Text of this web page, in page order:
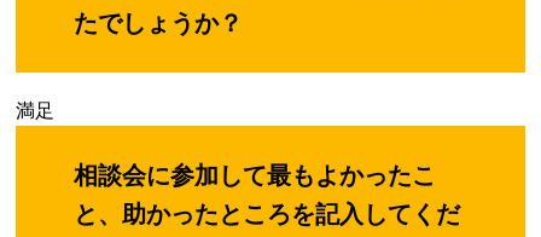
たでしょうか？
満足
相談会に参加して最もよかったこ
と、助かったところを記入してくだ